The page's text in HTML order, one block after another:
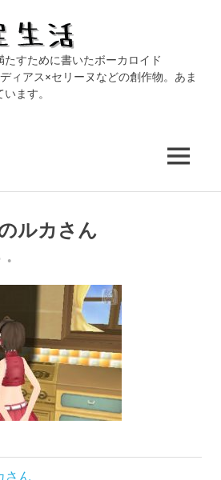
給
生
すために書いたボーカロイド
ィアス×セリーヌなどの創作物。あま
ます。
MENU
ルカさん
ん